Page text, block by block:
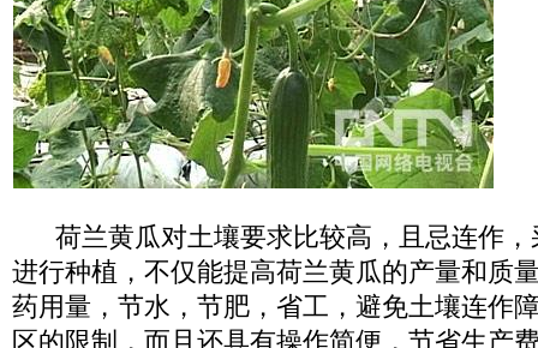
荷兰黄瓜对土壤要求比较高，且忌连作，
进行种植，不仅能提高荷兰黄瓜的产量和质
药用量，节水，节肥，省工，避免土壤连作
区的限制，而且还具有操作简便，节省生产